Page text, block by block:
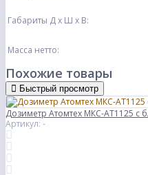
Габариты Д х Ш х В:
Масса нетто:
Похожие товары
Быстрый просмотр
Дозиметр Атомтех МКС-АТ1125 с
Артикул: -